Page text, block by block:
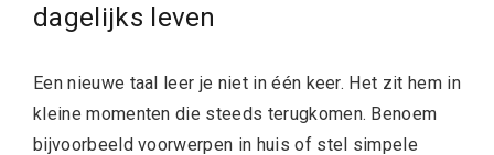
dagelijks leven
Een nieuwe taal leer je niet in één keer. Het zit hem in
kleine momenten die steeds terugkomen. Benoem
bijvoorbeeld voorwerpen in huis of stel simpele